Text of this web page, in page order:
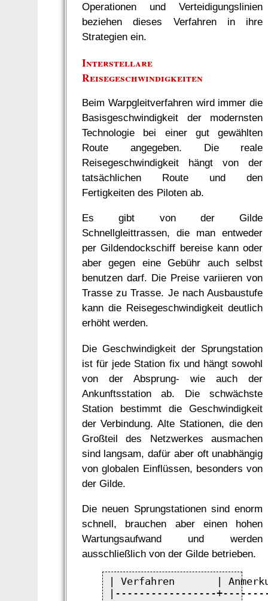
Operationen und Verteidigungslinien
beziehen dieses Verfahren in ihre
Strategien ein.
Interstellare
Reisegeschwindigkeiten
Beim Warpgleitverfahren wird immer die
Basisgeschwindigkeit der modernsten
Technologie bei einer gut gewählten
Route angegeben. Die reale
Reisegeschwindigkeit hängt von der
tatsächlichen Route und den
Fertigkeiten des Piloten ab.
Es gibt von der Gilde
Schnellgleittrassen, die man entweder
per Gildendockschiff bereise kann oder
aber gegen eine Gebühr auch selbst
benutzen darf. Die Preise variieren von
Trasse zu Trasse. Je nach Ausbaustufe
kann die Reisegeschwindigkeit deutlich
erhöht werden.
Die Geschwindigkeit der Sprungstation
ist für jede Station fix und hängt sowohl
von der Absprung- wie auch der
Ankunftsstation ab. Die schwächste
Station bestimmt die Geschwindigkeit
der Verbindung. Alte Stationen, die den
Großteil des Netzwerkes ausmachen
sind langsam, dafür aber oft unabhängig
von globalen Einflüssen, besonders von
der Gilde.
Die neuen Sprungstationen sind enorm
schnell, brauchen aber einen hohen
Wartungsaufwand und werden
ausschließlich von der Gilde betrieben.
| Verfahren       |
|-----------------